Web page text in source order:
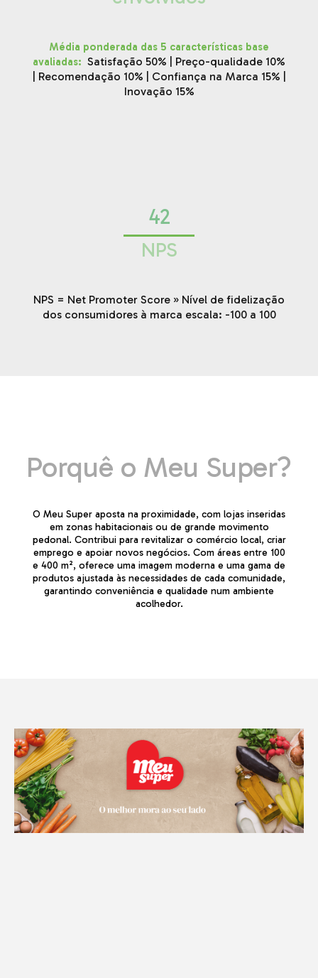
Média ponderada das 5 características base
avaliadas: Satisfação 50% | Preço-qualidade 10%
| Recomendação 10% | Confiança na Marca 15% |
Inovação 15%
42
NPS
NPS = Net Promoter Score » Nível de fidelização
dos consumidores à marca escala: -100 a 100
Porquê o Meu Super?
O Meu Super aposta na proximidade, com lojas inseridas
em zonas habitacionais ou de grande movimento
pedonal. Contribui para revitalizar o comércio local, criar
emprego e apoiar novos negócios. Com áreas entre 100
e 400 m², oferece uma imagem moderna e uma gama de
produtos ajustada às necessidades de cada comunidade,
garantindo conveniência e qualidade num ambiente
acolhedor.